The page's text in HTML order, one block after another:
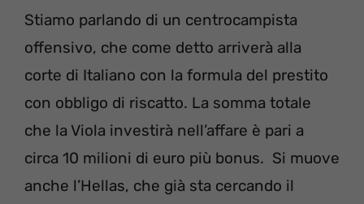
Stiamo parlando di un centrocampista
offensivo, che come detto arriverà alla
corte di Italiano con la formula del prestito
con obbligo di riscatto. La somma totale
che la Viola investirà nell’affare è pari a
circa 10 milioni di euro più bonus. Si muove
anche l’Hellas, che già sta cercando il